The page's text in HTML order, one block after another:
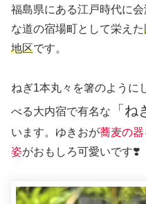
福島県にある江戸時代に
な道の宿場町として栄えた
地区です。
ねぎ1本丸々を箸のように
べる大内宿で有名な
「ね
います。ゆきおが蕎麦の
姿がおもしろ可愛いです❣️